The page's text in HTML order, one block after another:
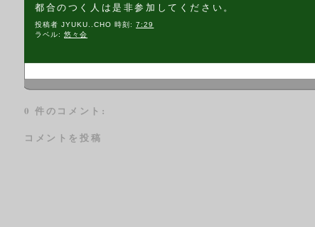
都合のつく人は是非参加してください。
投稿者JYUKU..CHO 時刻:7:29
ラベル:悠々会
0 件のコメント:
コメントを投稿